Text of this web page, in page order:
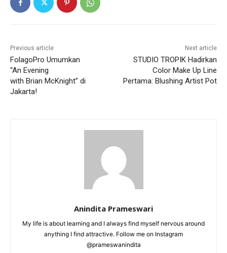
Previous article
FolagoPro Umumkan
“An Evening
with Brian McKnight” di
Jakarta!
Next article
STUDIO TROPIK Hadirkan
Color Make Up Line
Pertama: Blushing Artist Pot
Anindita Prameswari
My life is about learning and I always find myself nervous around
anything I find attractive. Follow me on Instagram
@prameswanindita